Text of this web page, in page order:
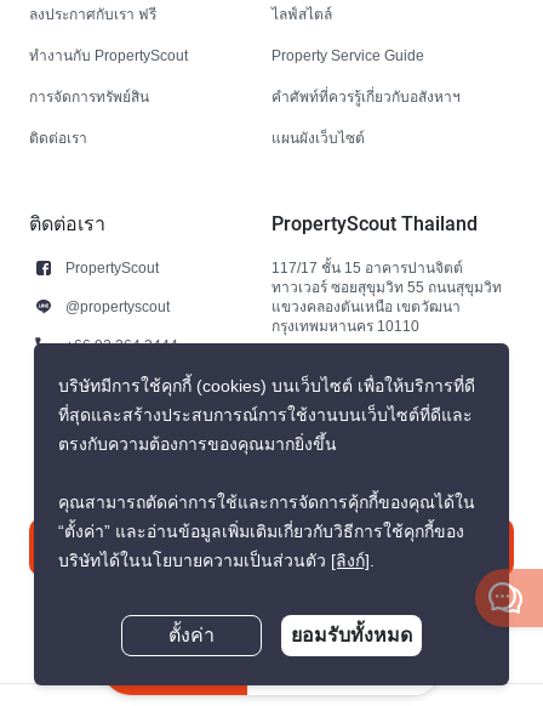
ลงประกาศกับเรา ฟรี
ทำงานกับ PropertyScout
การจัดการทรัพย์สิน
ติดต่อเรา
ไลฟ์สไตล์
Property Service Guide
คำศัพท์ที่ควรรู้เกี่ยวกับอสังหาฯ
แผนผังเว็บไซต์
ติดต่อเรา
PropertyScout
@propertyscout
+66 92 264 3444
+66 92 264 3444
contact@propertyscout.co.th
PropertyScout Thailand
117/17 ชั้น 15 อาคารปานจิตต์
ทาวเวอร์ ซอยสุขุมวิท 55 ถนนสุขุมวิท
แขวงคลองตันเหนือ เขตวัฒนา
กรุงเทพมหานคร 10110
ติดต่อเรา
บริษัทมีการใช้คุกกี้ (cookies) บนเว็บไซต์ เพื่อให้บริการที่ดี
ที่สุดและสร้างประสบการณ์การใช้งานบนเว็บไซต์ที่ดีและ
ตรงกับความต้องการของคุณมากยิ่งขึ้น
คุณสามารถตัดค่าการใช้และการจัดการคุ้กกี้ของคุณได้ใน
“ตั้งค่า” และอ่านข้อมูลเพิ่มเติมเกี่ยวกับวิธีการใช้คุกกี้ของ
บริษัทได้ในนโยบายความเป็นส่วนตัว [ลิงก์].
ตั้งค่า ยอมรับทั้งหมด